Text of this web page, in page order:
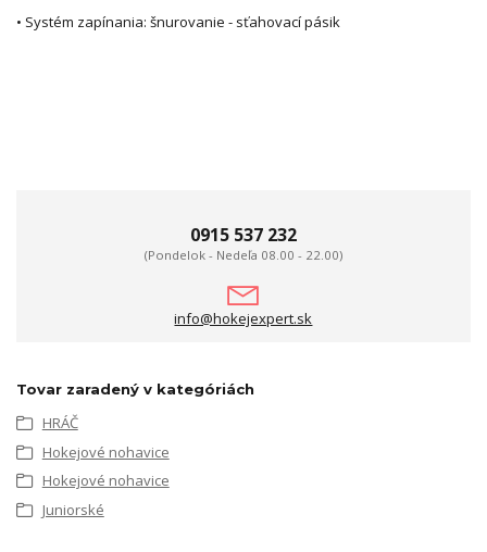
• Systém zapínania: šnurovanie - sťahovací pásik
0915 537 232
(Pondelok - Nedeľa 08.00 - 22.00)
info@hokejexpert.sk
Tovar zaradený v kategóriách
HRÁČ
Hokejové nohavice
Hokejové nohavice
Juniorské